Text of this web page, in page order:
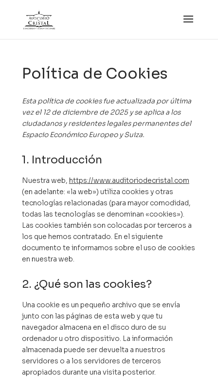
Política de Cookies
Esta política de cookies fue actualizada por última
vez el 12 de diciembre de 2025 y se aplica a los
ciudadanos y residentes legales permanentes del
Espacio Económico Europeo y Suiza.
1. Introducción
Nuestra web, https://www.auditoriodecristal.com
(en adelante: «la web») utiliza cookies y otras
tecnologías relacionadas (para mayor comodidad,
todas las tecnologías se denominan «cookies»).
Las cookies también son colocadas por terceros a
los que hemos contratado. En el siguiente
documento te informamos sobre el uso de cookies
en nuestra web.
2. ¿Qué son las cookies?
Una cookie es un pequeño archivo que se envía
junto con las páginas de esta web y que tu
navegador almacena en el disco duro de su
ordenador u otro dispositivo. La información
almacenada puede ser devuelta a nuestros
servidores o a los servidores de terceros
apropiados durante una visita posterior.